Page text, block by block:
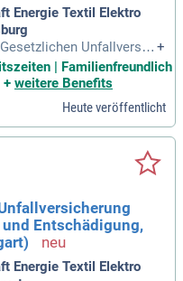
Energie Textil Elektro
Unfallversic
Entschädigung in der R
Stuttgart, zum 1. Okt
auch die Chance, Teil
Wir setzen auf Work-Lif
um deine persönliche
digitale Technologie
unserer Arbeit. Abwec
wie der andere. Werd
über 4 Millionen Mensc
+
| Familienfreundlich
+ weitere Benefits
Heute veröffentlicht
Entschädigung,
Energie Textil Elektro